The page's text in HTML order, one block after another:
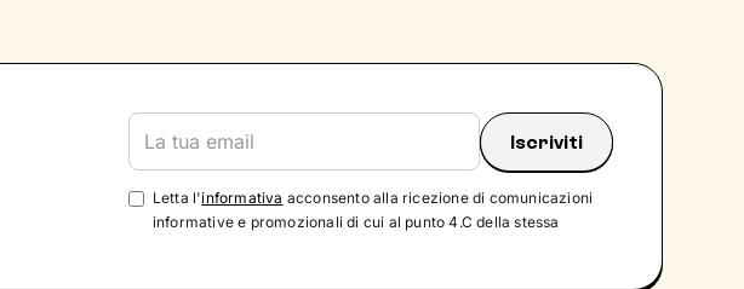
Letta l'informativa acconsento alla ricezione di comunicazioni
informative e promozionali di cui al punto 4.C della stessa